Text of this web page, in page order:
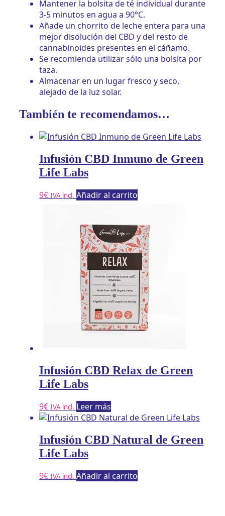
Mantener la bolsita de té individual durante
3-5 minutos en agua a 90°C.
Añade un chorrito de leche entera para una
mejor disolución del CBD y del resto de
cannabinoides presentes en el cáñamo.
Se recomienda utilizar sólo una bolsita por
taza.
Almacenar en un lugar fresco y seco,
alejado de la luz solar.
También te recomendamos…
Infusión CBD Inmuno de Green
Life Labs
9€ IVA incl. Añadir al carrito
Infusión CBD Relax de Green
Life Labs
9€ IVA incl. Leer más
Infusión CBD Natural de Green
Life Labs
9€ IVA incl. Añadir al carrito